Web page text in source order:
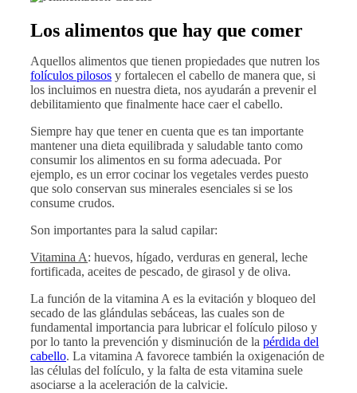
Los alimentos que hay que comer
Aquellos alimentos que tienen propiedades que nutren los
folículos pilosos y fortalecen el cabello de manera que, si
los incluimos en nuestra dieta, nos ayudarán a prevenir el
debilitamiento que finalmente hace caer el cabello.
Siempre hay que tener en cuenta que es tan importante
mantener una dieta equilibrada y saludable tanto como
consumir los alimentos en su forma adecuada. Por
ejemplo, es un error cocinar los vegetales verdes puesto
que solo conservan sus minerales esenciales si se los
consume crudos.
Son importantes para la salud capilar:
Vitamina A: huevos, hígado, verduras en general, leche
fortificada, aceites de pescado, de girasol y de oliva.
La función de la vitamina A es la evitación y bloqueo del
secado de las glándulas sebáceas, las cuales son de
fundamental importancia para lubricar el folículo piloso y
por lo tanto la prevención y disminución de la pérdida del
cabello. La vitamina A favorece también la oxigenación de
las células del folículo, y la falta de esta vitamina suele
asociarse a la aceleración de la calvicie.